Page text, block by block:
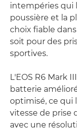
intempéries qui
poussière et la
choix fiable
soit pour des
sportives.
L'EOS R6 Mark
batterie
optimisé, ce qui
vitesse de prise
avec une